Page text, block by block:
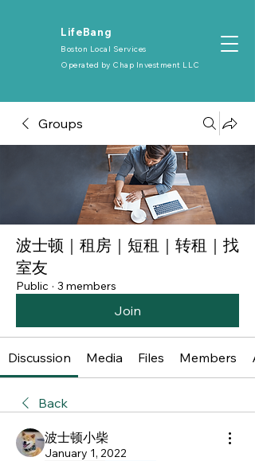
​LifeBang
Boston Local Services
Operated by Chap Investment LLC
Groups
波士顿｜租房｜短租｜转租｜找
室友
Public · 3 members
Join
Discussion Media Files Members
Back
波士顿小柴
January 1, 2022